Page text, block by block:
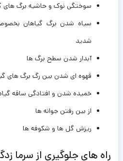
سوختگی نوک و حاشیه برگ های
سیاه شدن برگ گیاهان
شدید
آبدار شدن سطح برگ ها
قهوه ای شدن بین رگ برگ های
خمیده شدن و افتادگی ساقه
از بین رفتن جوانه ها
ریزش گل ها و شکوفه ها
راه های جلوگیری از سرما